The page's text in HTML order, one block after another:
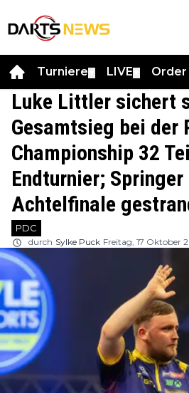
Turniere LIVE
Luke Littler sichert
Gesamtsieg bei der
Championship 32
Endturnier; Springer
Achtelfinale
PDC
durch Sylke Puck Freitag, 17 Oktober